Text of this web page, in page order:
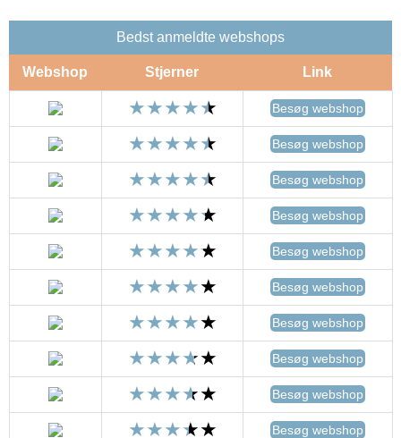
Bedst anmeldte webshops
Webshop Stjerner Link
Besøg webshop
Besøg webshop
Besøg webshop
Besøg webshop
Besøg webshop
Besøg webshop
Besøg webshop
Besøg webshop
Besøg webshop
Besøg webshop